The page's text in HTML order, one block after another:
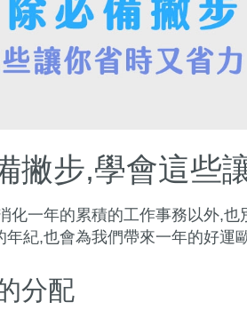
撇步,學會這些
化一年的累積的工作事務以外,
年紀,也會為我們帶來一年的好運
分配